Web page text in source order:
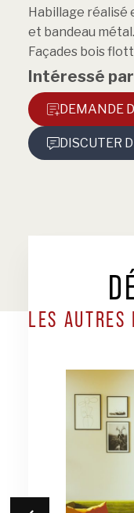
Habillage réalisé
et bandeau
Façades bois
Intéressé
DEMANDE
DISCUTER
LES AUTRES